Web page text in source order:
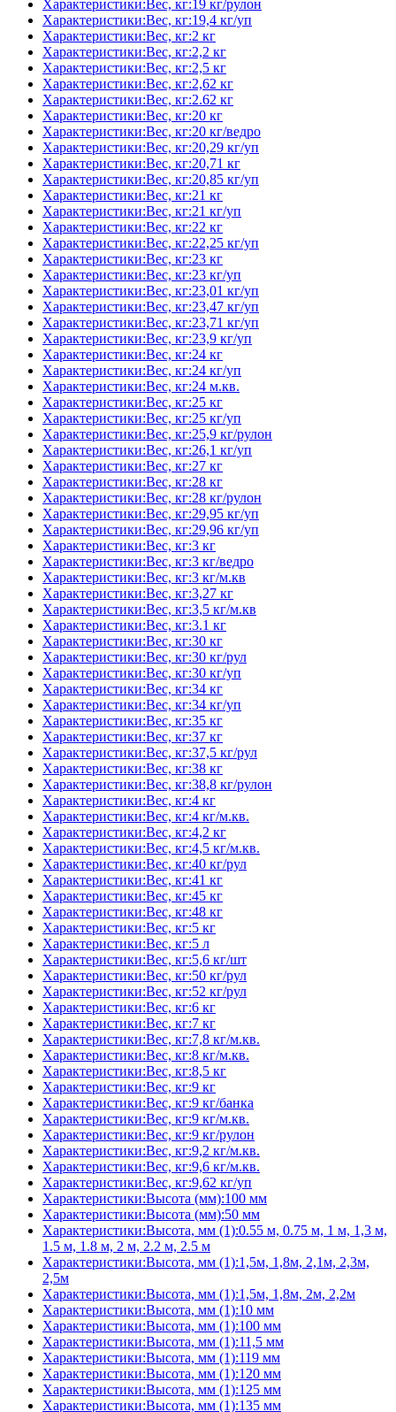
Характеристики:Вес, кг:19 кг/рулон
Характеристики:Вес, кг:19,4 кг/уп
Характеристики:Вес, кг:2 кг
Характеристики:Вес, кг:2,2 кг
Характеристики:Вес, кг:2,5 кг
Характеристики:Вес, кг:2,62 кг
Характеристики:Вес, кг:2.62 кг
Характеристики:Вес, кг:20 кг
Характеристики:Вес, кг:20 кг/ведро
Характеристики:Вес, кг:20,29 кг/уп
Характеристики:Вес, кг:20,71 кг
Характеристики:Вес, кг:20,85 кг/уп
Характеристики:Вес, кг:21 кг
Характеристики:Вес, кг:21 кг/уп
Характеристики:Вес, кг:22 кг
Характеристики:Вес, кг:22,25 кг/уп
Характеристики:Вес, кг:23 кг
Характеристики:Вес, кг:23 кг/уп
Характеристики:Вес, кг:23,01 кг/уп
Характеристики:Вес, кг:23,47 кг/уп
Характеристики:Вес, кг:23,71 кг/уп
Характеристики:Вес, кг:23,9 кг/уп
Характеристики:Вес, кг:24 кг
Характеристики:Вес, кг:24 кг/уп
Характеристики:Вес, кг:24 м.кв.
Характеристики:Вес, кг:25 кг
Характеристики:Вес, кг:25 кг/уп
Характеристики:Вес, кг:25,9 кг/рулон
Характеристики:Вес, кг:26,1 кг/уп
Характеристики:Вес, кг:27 кг
Характеристики:Вес, кг:28 кг
Характеристики:Вес, кг:28 кг/рулон
Характеристики:Вес, кг:29,95 кг/уп
Характеристики:Вес, кг:29,96 кг/уп
Характеристики:Вес, кг:3 кг
Характеристики:Вес, кг:3 кг/ведро
Характеристики:Вес, кг:3 кг/м.кв
Характеристики:Вес, кг:3,27 кг
Характеристики:Вес, кг:3,5 кг/м.кв
Характеристики:Вес, кг:3.1 кг
Характеристики:Вес, кг:30 кг
Характеристики:Вес, кг:30 кг/рул
Характеристики:Вес, кг:30 кг/уп
Характеристики:Вес, кг:34 кг
Характеристики:Вес, кг:34 кг/уп
Характеристики:Вес, кг:35 кг
Характеристики:Вес, кг:37 кг
Характеристики:Вес, кг:37,5 кг/рул
Характеристики:Вес, кг:38 кг
Характеристики:Вес, кг:38,8 кг/рулон
Характеристики:Вес, кг:4 кг
Характеристики:Вес, кг:4 кг/м.кв.
Характеристики:Вес, кг:4,2 кг
Характеристики:Вес, кг:4,5 кг/м.кв.
Характеристики:Вес, кг:40 кг/рул
Характеристики:Вес, кг:41 кг
Характеристики:Вес, кг:45 кг
Характеристики:Вес, кг:48 кг
Характеристики:Вес, кг:5 кг
Характеристики:Вес, кг:5 л
Характеристики:Вес, кг:5,6 кг/шт
Характеристики:Вес, кг:50 кг/рул
Характеристики:Вес, кг:52 кг/рул
Характеристики:Вес, кг:6 кг
Характеристики:Вес, кг:7 кг
Характеристики:Вес, кг:7,8 кг/м.кв.
Характеристики:Вес, кг:8 кг/м.кв.
Характеристики:Вес, кг:8,5 кг
Характеристики:Вес, кг:9 кг
Характеристики:Вес, кг:9 кг/банка
Характеристики:Вес, кг:9 кг/м.кв.
Характеристики:Вес, кг:9 кг/рулон
Характеристики:Вес, кг:9,2 кг/м.кв.
Характеристики:Вес, кг:9,6 кг/м.кв.
Характеристики:Вес, кг:9,62 кг/уп
Характеристики:Высота (мм):100 мм
Характеристики:Высота (мм):50 мм
Характеристики:Высота, мм (1):0.55 м, 0.75 м, 1 м, 1,3 м,
1.5 м, 1.8 м, 2 м, 2.2 м, 2.5 м
Характеристики:Высота, мм (1):1,5м, 1,8м, 2,1м, 2,3м,
2,5м
Характеристики:Высота, мм (1):1,5м, 1,8м, 2м, 2,2м
Характеристики:Высота, мм (1):10 мм
Характеристики:Высота, мм (1):100 мм
Характеристики:Высота, мм (1):11,5 мм
Характеристики:Высота, мм (1):119 мм
Характеристики:Высота, мм (1):120 мм
Характеристики:Высота, мм (1):125 мм
Характеристики:Высота, мм (1):135 мм